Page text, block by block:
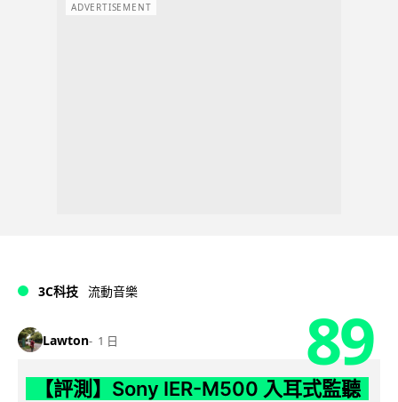
ADVERTISEMENT
3C科技 流動音樂
Lawton 1 日 89
【評測】Sony IER-M500 入耳式監聽